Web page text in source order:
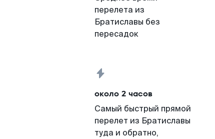
перелета из
Братиславы без
пересадок
около 2 часов
Самый быстрый прямой
перелет из Братиславы
туда и обратно,